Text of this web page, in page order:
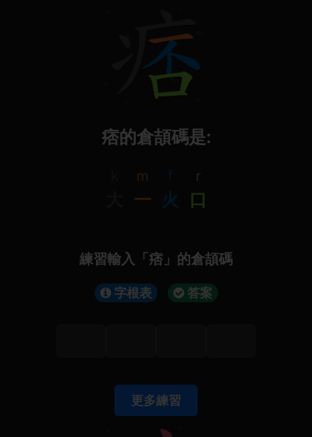
痞的倉頡碼是:
m
一
f
火
r
口
練習輸入「痞」的倉頡碼
字根表 答案
更多練習